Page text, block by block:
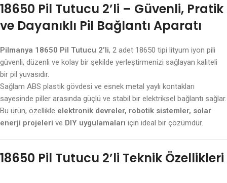
18650 Pil Tutucu 2’li – Güvenli, Pratik
ve Dayanıklı Pil Bağlantı Aparatı
Pilmanya 18650 Pil Tutucu 2’li, 2 adet 18650 tipi lityum iyon pili
güvenli, düzenli ve kolay bir şekilde yerleştirmenizi sağlayan kaliteli
bir pil yuvasıdır.
Sağlam ABS plastik gövdesi ve esnek metal yaylı kontakları
sayesinde piller arasında güçlü ve stabil bir elektriksel bağlantı sağlar.
Bu ürün, özellikle elektronik devreler, robotik sistemler, solar
enerji projeleri ve DIY uygulamaları için ideal bir çözümdür.
18650 Pil Tutucu 2’li Teknik Özellikleri